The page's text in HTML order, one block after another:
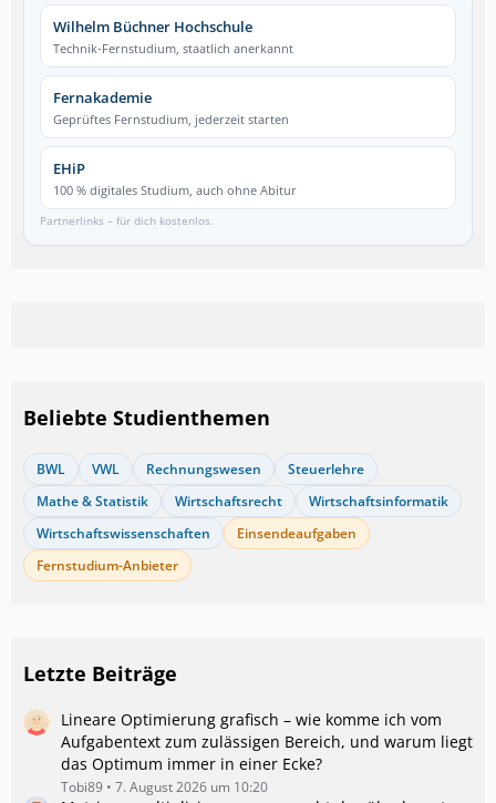
Wilhelm Büchner Hochschule
Technik-Fernstudium, staatlich anerkannt
Fernakademie
Geprüftes Fernstudium, jederzeit starten
EHiP
100 % digitales Studium, auch ohne Abitur
Partnerlinks – für dich kostenlos.
Beliebte Studienthemen
BWL VWL Rechnungswesen
Steuerlehre
Mathe & Statistik
Wirtschaftsrecht
Wirtschaftsinformatik
Wirtschaftswissenschaften
Einsendeaufgaben
Fernstudium-Anbieter
Letzte Beiträge
Lineare Optimierung grafisch – wie komme ich vom
Aufgabentext zum zulässigen Bereich, und warum liegt
das Optimum immer in einer Ecke?
Tobi89 7. August 2026 um 10:20